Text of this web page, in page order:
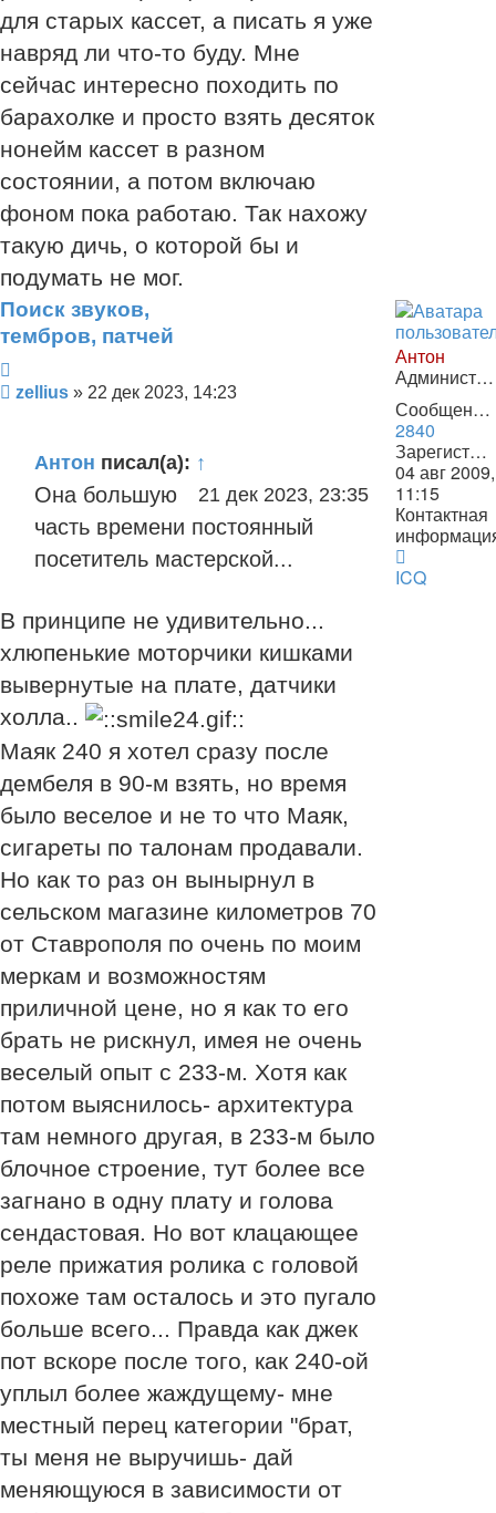
для старых кассет, а писать я уже
навряд ли что-то буду. Мне
сейчас интересно походить по
барахолке и просто взять десяток
нонейм кассет в разном
состоянии, а потом включаю
фоном пока работаю. Так нахожу
такую дичь, о которой бы и
подумать не мог.
Поиск звуков,
тембров, патчей
Сообщение
zellius » 22 дек 2023, 14:23
Антон писал(а): ↑
21 дек 2023, 23:35
Она большую
часть времени постоянный
посетитель мастерской...
В принципе не удивительно...
хлюпенькие моторчики кишками
вывернутые на плате, датчики
холла..
Маяк 240 я хотел сразу после
дембеля в 90-м взять, но время
было веселое и не то что Маяк,
сигареты по талонам продавали.
Но как то раз он вынырнул в
сельском магазине километров 70
от Ставрополя по очень по моим
меркам и возможностям
приличной цене, но я как то его
брать не рискнул, имея не очень
веселый опыт с 233-м. Хотя как
потом выяснилось- архитектура
там немного другая, в 233-м было
блочное строение, тут более все
загнано в одну плату и голова
сендастовая. Но вот клацающее
реле прижатия ролика с головой
похоже там осталось и это пугало
больше всего... Правда как джек
пот вскоре после того, как 240-ой
уплыл более жаждущему- мне
местный перец категории "брат,
ты меня не выручишь- дай
меняющуюся в зависимости от
Антон
Администратор
Сообщения:
2840
Зарегистрирован:
04 авг 2009,
11:15
Контактная
ICQ